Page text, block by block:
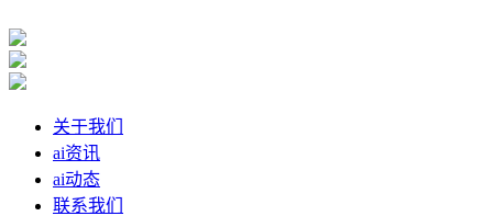
关于我们
ai资讯
ai动态
联系我们